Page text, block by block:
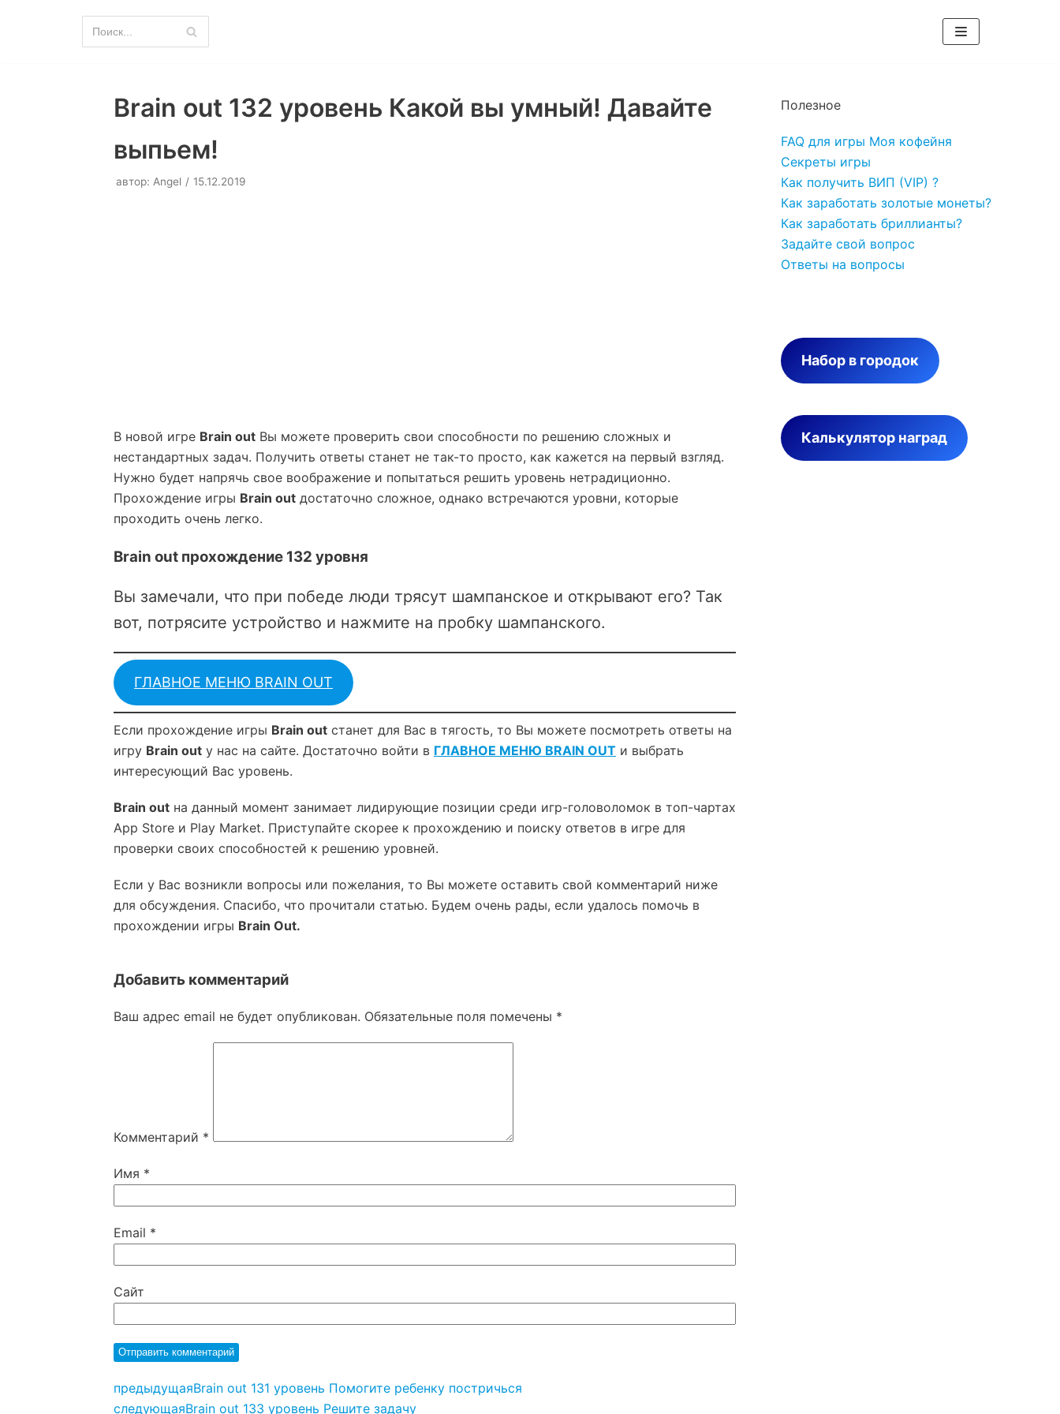
Brain out 132 уровень Какой вы умный! Давайте
выпьем!
автор: Angel 15.12.2019
В новой игре Brain out Вы можете проверить свои способности по решению сложных и
нестандартных задач. Получить ответы станет не так-то просто, как кажется на первый взгляд.
Нужно будет напрячь свое воображение и попытаться решить уровень нетрадиционно.
Прохождение игры Brain out достаточно сложное, однако встречаются уровни, которые
проходить очень легко.
Brain out прохождение 132 уровня
Вы замечали, что при победе люди трясут шампанское и открывают его? Так
вот, потрясите устройство и нажмите на пробку шампанского.
ГЛАВНОЕ МЕНЮ BRAIN OUT
Если прохождение игры Brain out станет для Вас в тягость, то Вы можете посмотреть ответы на
игру Brain out у нас на сайте. Достаточно войти в ГЛАВНОЕ МЕНЮ BRAIN OUT и выбрать
интересующий Вас уровень.
Brain out на данный момент занимает лидирующие позиции среди игр-головоломок в топ-чартах
App Store и Play Market. Приступайте скорее к прохождению и поиску ответов в игре для
проверки своих способностей к решению уровней.
Если у Вас возникли вопросы или пожелания, то Вы можете оставить свой комментарий ниже
для обсуждения. Спасибо, что прочитали статью. Будем очень рады, если удалось помочь в
прохождении игры Brain Out.
Добавить комментарий
Ваш адрес email не будет опубликован. Обязательные поля помечены *
Комментарий *
Имя *
Email *
Сайт
предыдущаяBrain out 131 уровень Помогите ребенку постричься
следующаяBrain out 133 уровень Решите задачу
Полезное
FAQ для игры Моя кофейня
Секреты игры
Как получить ВИП (VIP) ?
Как заработать золотые монеты?
Как заработать бриллианты?
Задайте свой вопрос
Ответы на вопросы
Набор в городок
Калькулятор наград